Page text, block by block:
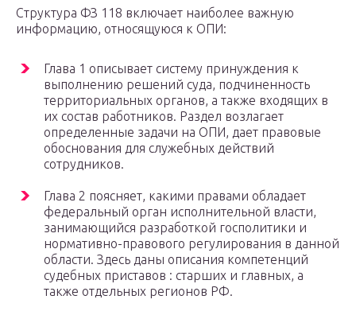
Структура ФЗ 118 включает наиболее важную
информацию, относящуюся к ОПИ:
Глава 1 описывает систему принуждения к
выполнению решений суда, подчиненность
территориальных органов, а также входящих в
их состав работников. Раздел возлагает
определенные задачи на ОПИ, дает правовые
обоснования для служебных действий
сотрудников.
Глава 2 поясняет, какими правами обладает
федеральный орган исполнительной власти,
занимающийся разработкой госполитики и
нормативно-правового регулирования в данной
области. Здесь даны описания компетенций
судебных приставов : старших и главных, а
также отдельных регионов РФ.